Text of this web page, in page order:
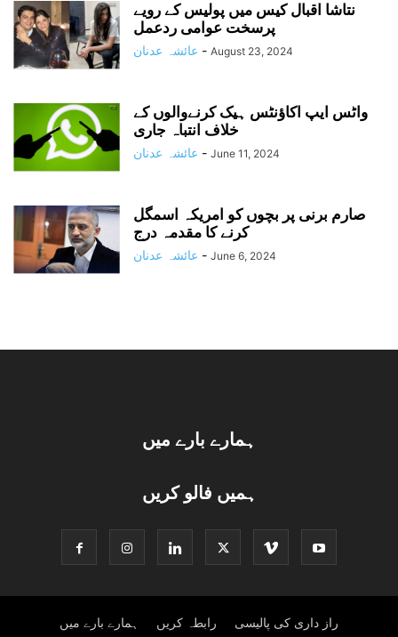
نتاشا اقبال کیس میں پولیس کے رویے
پرسخت عوامی ردعمل
عائشہ عدنان - August 23, 2024
واٹس ایپ اکاؤنٹس ہیک کرنےوالوں کے
خلاف انتباہ جاری
عائشہ عدنان - June 11, 2024
صارم برنی پر بچوں کو امریکہ اسمگل
کرنے کا مقدمہ درج
عائشہ عدنان - June 6, 2024
ہمارے بارے میں
ہمیں فالو کریں
ہمارے بارے میں رابطہ کریں راز داری کی پالیسی